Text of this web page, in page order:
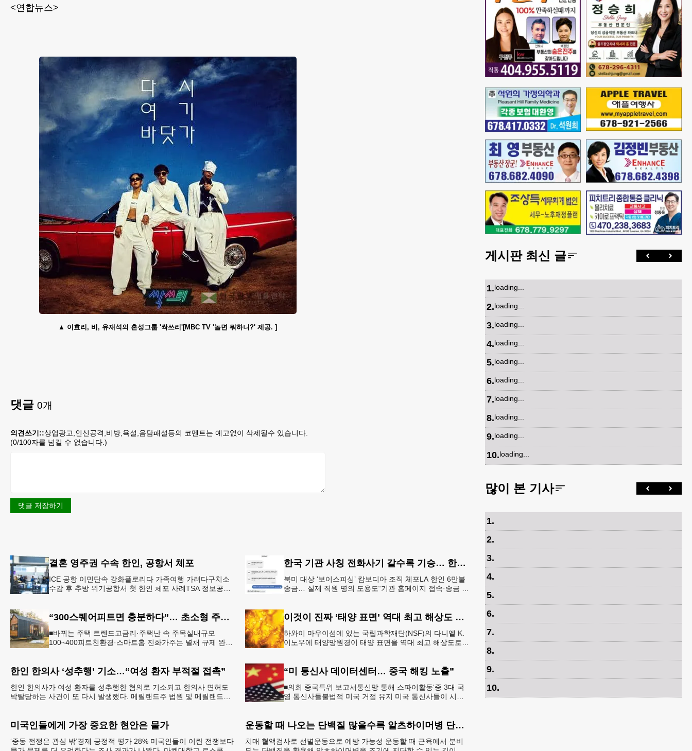
<연합뉴스>
이효리, 비, 유재석의 혼성그룹 '싹쓰리'[MBC TV '놀면 뭐하니?' 제공. ]
댓글 0개
의견쓰기::상업광고,인신공격,비방,욕설,음담패설등의 코멘트는 예고없이 삭제될수 있습니다.
(0/100자를 넘길 수 없습니다.)
댓글 저장하기
결혼 영주권 수속 한인, 공항서 체포
ICE 공항 이민단속 강화플로리다 가족여행 가려다구치소
수감 후 추방 위기공항서 첫 한인 체포 사례TSA 정보공유
한국 기관 사칭 전화사기 갈수록 기승… 한인 123억 피해
북미 대상 ‘보이스피싱’ 캄보디아 조직 체포LA 한인 6만불
송금… 실제 직원 명의 도용도“기관 홈페이지 접속·송금 요
“300스퀘어피트면 충분하다”… 초소형 주택 열풍
■바뀌는 주택 트렌드고금리·주택난 속 주목실내규모
100~400피트친환경·스마트홈 진화가주는 별채 규제 완
이것이 진짜 ‘태양 표면’ 역대 최고 해상도 촬영
하와이 마우이섬에 있는 국립과학재단(NSF)의 다니엘 K.
이노우에 태양망원경이 태양 표면을 역대 최고 해상도로
한인 한의사 ‘성추행’ 기소…“여성 환자 부적절 접촉”
한인 한의사가 여성 환자를 성추행한 혐의로 기소되고 한의사 면허도
박탈당하는 사건이 또 다시 발생했다. 메릴랜드주 법원 및 메릴랜드주
“미 통신사 데이터센터… 중국 해킹 노출”
■의회 중국특위 보고서통신망 통해 스파이활동‘중 3대 국
영 통신사들불법적 미국 거점 유지 미국 통신사들이 시스
미국인들에게 가장 중요한 현안은 물가
‘중동 전쟁은 관심 밖’경제 긍정적 평가 28% 미국인들이 이란 전쟁보다
운동할 때 나오는 단백질 많을수록 알츠하이머병 단백질 감소
치매 혈액검사로 선별운동으로 예방 가능성 운동할 때 근육에서 분비
게시판 최신 글
1.loading...
2.loading...
3.loading...
4.loading...
5.loading...
6.loading...
7.loading...
8.loading...
9.loading...
10.loading...
많이 본 기사
1.
2.
3.
4.
5.
6.
7.
8.
9.
10.